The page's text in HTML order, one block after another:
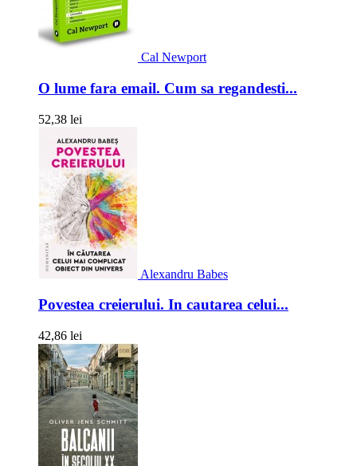
Cal Newport
O lume fara email. Cum sa regandesti...
52,38 lei
Alexandru Babes
Povestea creierului. In cautarea celui...
42,86 lei